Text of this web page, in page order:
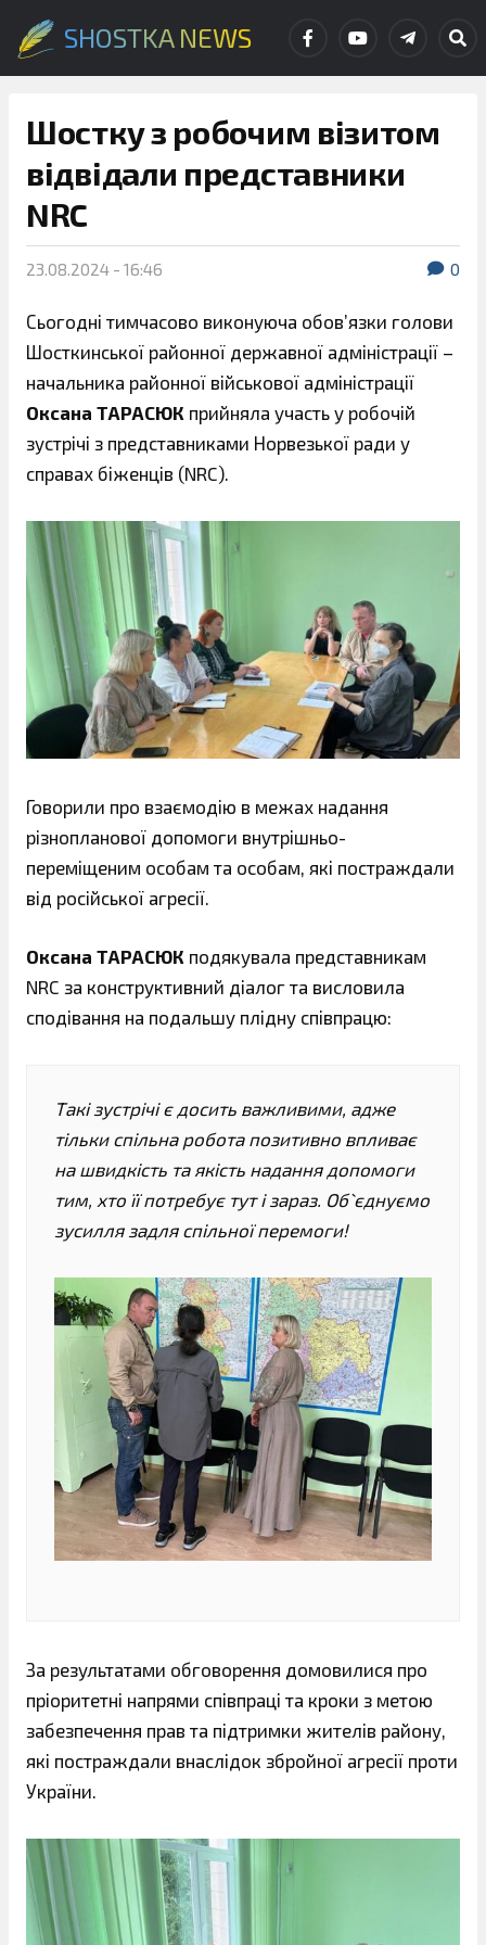
SHOSTKA NEWS
Шостку з робочим візитом
відвідали представники
NRC
23.08.2024 - 16:46 0
Сьогодні тимчасово виконуюча обов’язки голови
Шосткинської районної державної адміністрації –
начальника районної військової адміністрації
Оксана ТАРАСЮК прийняла участь у робочій
зустрічі з представниками Норвезької ради у
справах біженців (NRC).
Говорили про взаємодію в межах надання
різнопланової допомоги внутрішньо-
переміщеним особам та особам, які постраждали
від російської агресії.
Оксана ТАРАСЮК подякувала представникам
NRC за конструктивний діалог та висловила
сподівання на подальшу плідну співпрацю:
Такі зустрічі є досить важливими, адже
тільки спільна робота позитивно впливає
на швидкість та якість надання допомоги
тим, хто її потребує тут і зараз. Об`єднуємо
зусилля задля спільної перемоги!
За результатами обговорення домовилися про
пріоритетні напрями співпраці та кроки з метою
забезпечення прав та підтримки жителів району,
які постраждали внаслідок збройної агресії проти
України.